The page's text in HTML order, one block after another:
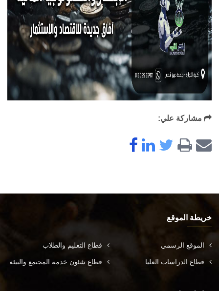
مشاركة علي:
خريطة الموقع
الموقع الرسمي قطاع التعليم والطلاب
قطاع الدراسات العليا قطاع شئون خدمة المجتمع والبيئة